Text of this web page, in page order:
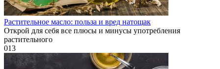
Растительное масло: польза и вред натощак
Открой для себя все плюсы и минусы употребления
растительного
013